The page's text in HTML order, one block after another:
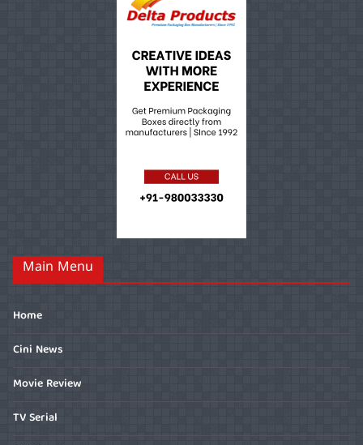
Main Menu
Home
Cini News
Movie Review
TV Serial